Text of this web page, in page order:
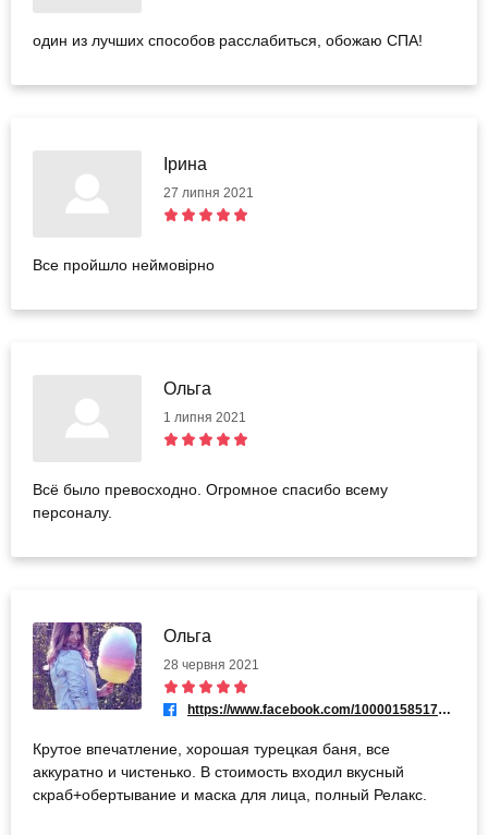
один из лучших способов расслабиться, обожаю СПА!
Ірина
27 липня 2021
Все пройшло неймовірно
Ольга
1 липня 2021
Всё было превосходно. Огромное спасибо всему
персоналу.
Ольга
28 червня 2021
https://www.facebook.com/100001585179251
Крутое впечатление, хорошая турецкая баня, все
аккуратно и чистенько. В стоимость входил вкусный
скраб+обертывание и маска для лица, полный Релакс.